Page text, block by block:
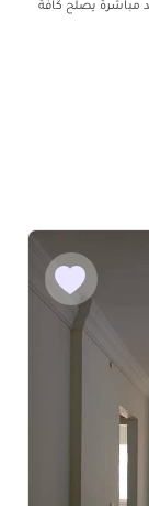
مباشرة يصلح كافة